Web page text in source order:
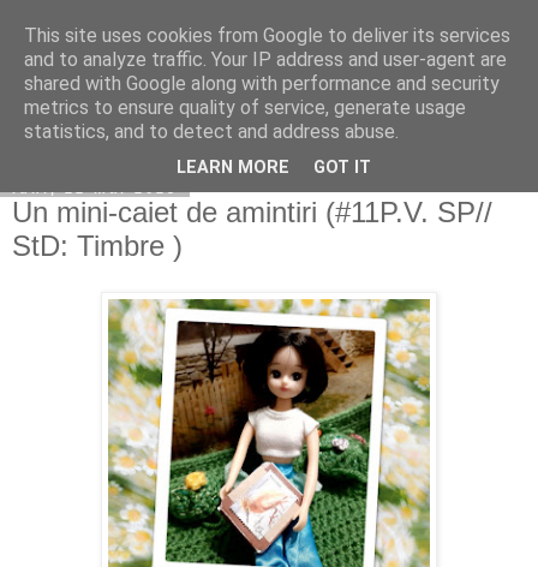
Copilarim
Un mini-caiet de amintiri (#11P.V. SP//
StD: Timbre )
This site uses cookies from Google to deliver its services
and to analyze traffic. Your IP address and user-agent are
shared with Google along with performance and security
metrics to ensure quality of service, generate usage
statistics, and to detect and address abuse.
LEARN MORE GOT IT